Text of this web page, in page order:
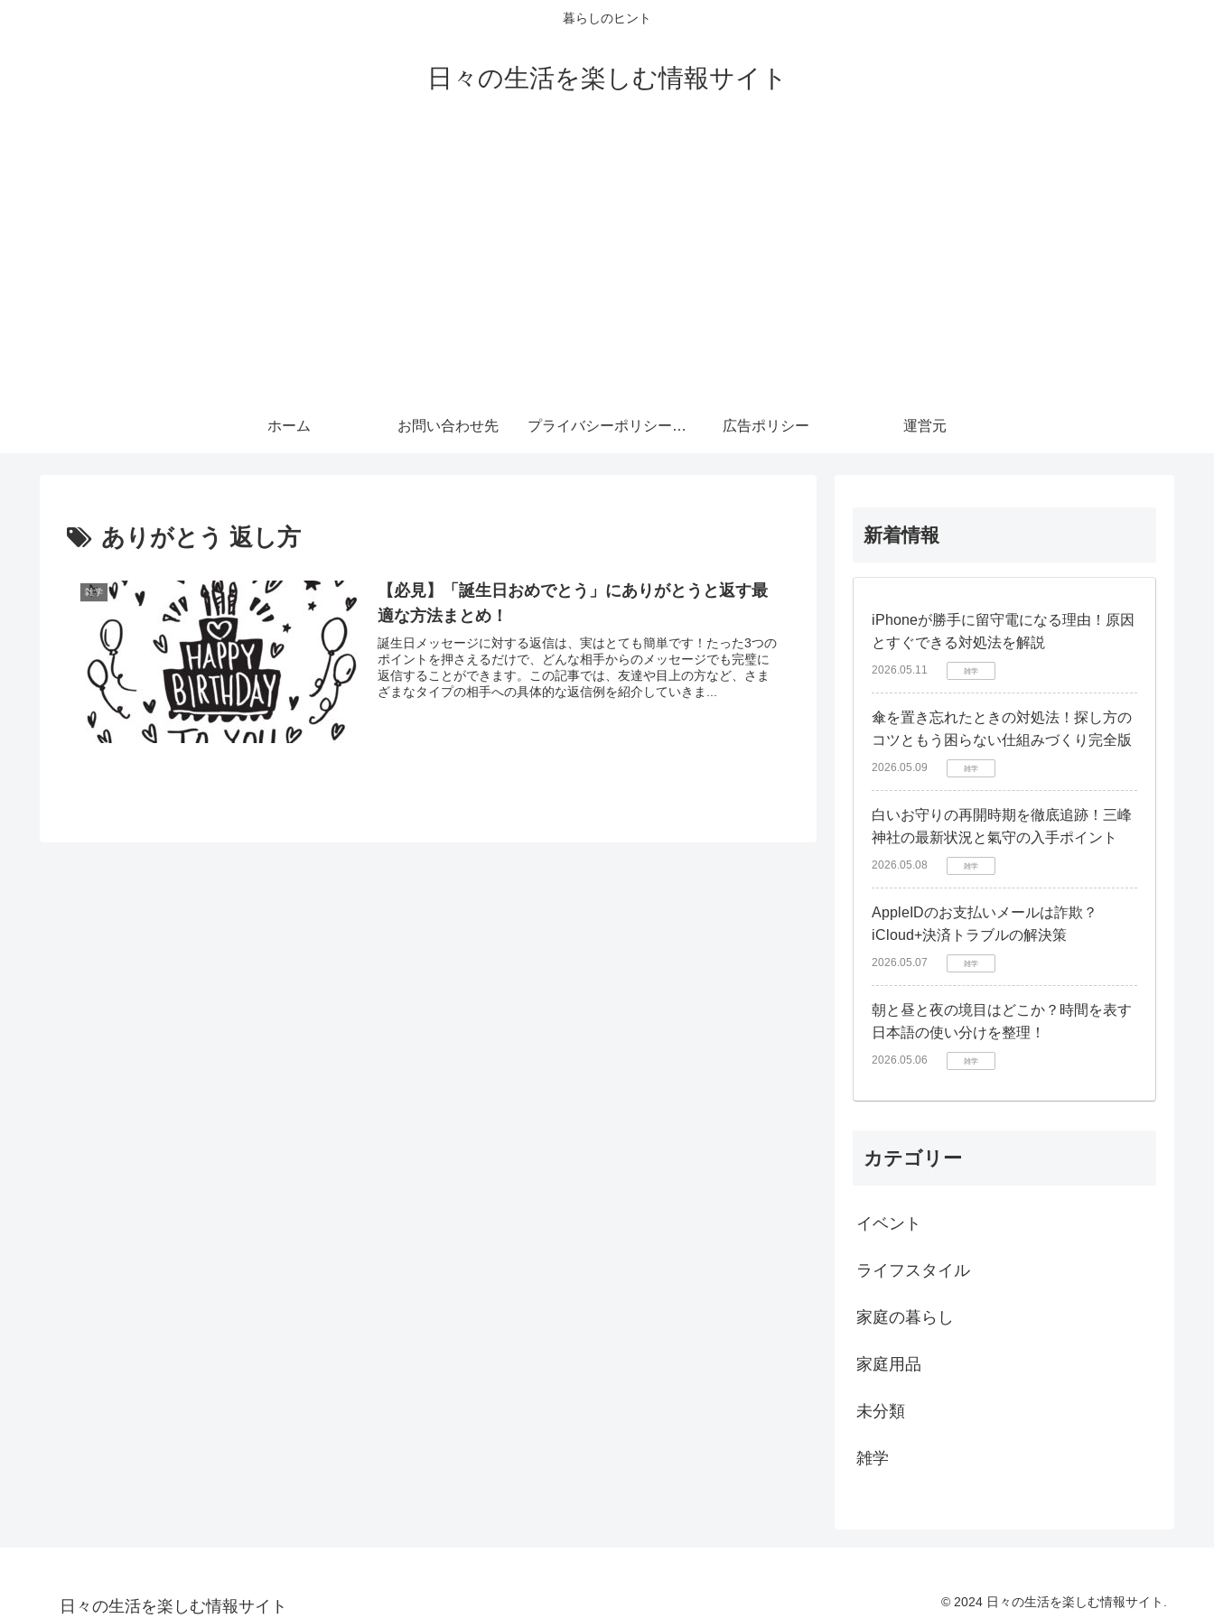
暮らしのヒント
日々の生活を楽しむ情報サイト
ホーム お問い合わせ先 プライバシーポリシー・免責事項 広告ポリシー 運営元
ありがとう 返し方
雑学
【必見】「誕生日おめでとう」にありがとうと返す最
適な方法まとめ！
誕生日メッセージに対する返信は、実はとても簡単です！たった3つの
ポイントを押さえるだけで、どんな相手からのメッセージでも完璧に
返信することができます。この記事では、友達や目上の方など、さま
ざまなタイプの相手への具体的な返信例を紹介していきま...
新着情報
iPhoneが勝手に留守電になる理由！原因
とすぐできる対処法を解説
2026.05.11 雑学
傘を置き忘れたときの対処法！探し方の
コツともう困らない仕組みづくり完全版
2026.05.09 雑学
白いお守りの再開時期を徹底追跡！三峰
神社の最新状況と氣守の入手ポイント
2026.05.08 雑学
AppleIDのお支払いメールは詐欺？
iCloud+決済トラブルの解決策
2026.05.07 雑学
朝と昼と夜の境目はどこか？時間を表す
日本語の使い分けを整理！
2026.05.06 雑学
カテゴリー
イベント
ライフスタイル
家庭の暮らし
家庭用品
未分類
雑学
日々の生活を楽しむ情報サイト © 2024 日々の生活を楽しむ情報サイト.